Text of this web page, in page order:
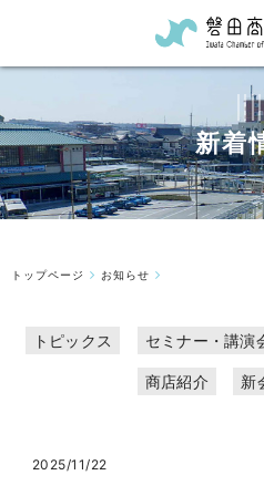
新着
トップページ お知らせ
トピックス セミナー・講演
商店紹介 新
2025/11/22